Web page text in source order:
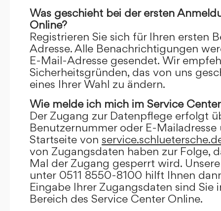
Was geschieht bei der ersten
Online?
Registrieren Sie sich für Ihren ersten
Adresse. Alle Benachrichtigungen
E-Mail-Adresse gesendet. Wir
Sicherheitsgründen, das von uns
eines Ihrer Wahl zu ändern.
Wie melde ich mich im Service
Der Zugang zur Datenpflege erfolgt
Benutzernummer oder E-
Startseite von
von Zugangsdaten haben zur Folge,
Mal der Zugang gesperrt wird.
unter 0511 8550-8100 hilft Ihnen
Eingabe Ihrer Zugangsdaten sind Sie
Bereich des Service Center Online.